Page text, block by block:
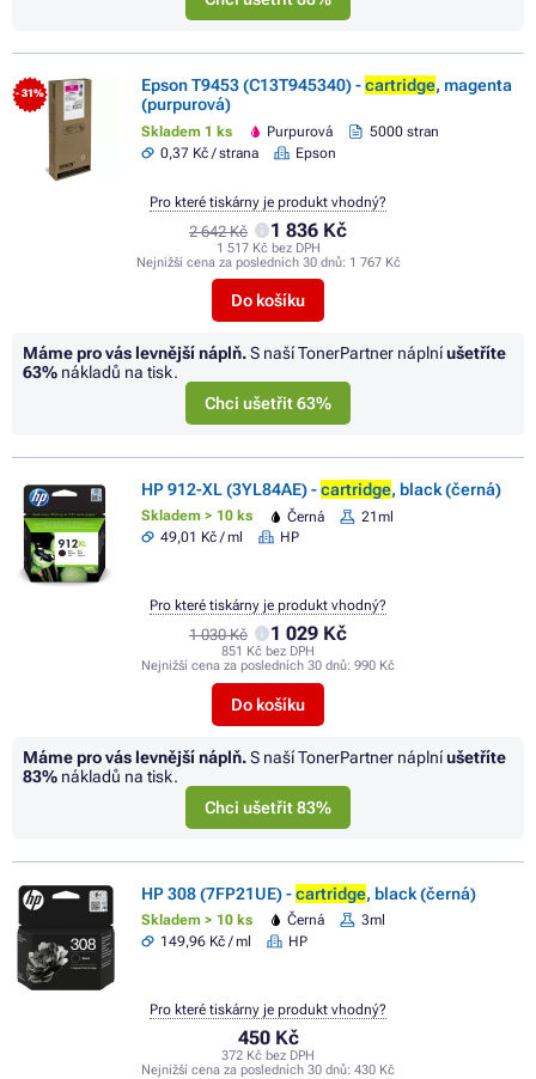
- 31% Epson T9453 (C13T945340) -cartridge, magenta
(purpurová)
Skladem 1 ks Purpurová
5000 stran
0,37 Kč / strana
Epson
2 642 Kč 1 836 Kč
1 517 Kč bez DPH
Nejnižší cena za posledních 30 dnů: 1 767 Kč
Do košíku
Pro které tiskárny je produkt vhodný?
Máme pro vás levnější náplň.S naší TonerPartner náplníušetříte
63% nákladů na tisk.
Chci ušetřit 63%
HP 912-XL (3YL84AE) -cartridge, black (černá)
Skladem > 10 ks Černá
21ml
49,01 Kč / ml
HP
1 030 Kč 1 029 Kč
851 Kč bez DPH
Nejnižší cena za posledních 30 dnů: 990 Kč
Do košíku
Pro které tiskárny je produkt vhodný?
Máme pro vás levnější náplň.S naší TonerPartner náplníušetříte
83% nákladů na tisk.
Chci ušetřit 83%
HP 308 (7FP21UE) -cartridge, black (černá)
Skladem > 10 ks Černá
3ml
149,96 Kč / ml
HP
450 Kč
372 Kč bez DPH
Nejnižší cena za posledních 30 dnů: 430 Kč
Pro které tiskárny je produkt vhodný?